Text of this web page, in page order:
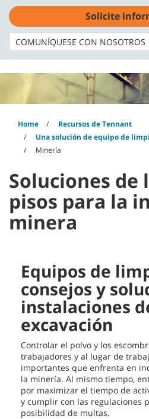
Skip
content
Skip
navigation
menu
Home
Recursos de Tennant
Una solución de equipo de
Minería
Soluciones de
pisos para la
minera
Equipos de
consejos y
instalaciones
excavación
Controlar el polvo y los
trabajadores y al lugar de
importantes que enfrenta en
la minería. Al mismo tiempo,
por maximizar el tiempo de
y cumplir con las regulaciones
posibilidad de multas.
Solicite
COMUNÍQUESE CON NOSOTROS